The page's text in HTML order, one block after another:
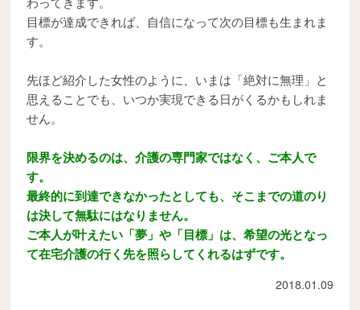
目標が達成できれば、自信になって次の目標も生まれま
す。
先ほど紹介した女性のように、いまは「絶対に無理」と
思えることでも、いつか実現できる日がくるかもしれま
せん。
限界を決めるのは、介護の専門家ではなく、ご本人で
す。
最終的に到達できなかったとしても、そこまでの道のり
は決して無駄にはなりません。
ご本人が叶えたい「夢」や「目標」は、希望の光となっ
て在宅介護の行く先を照らしてくれるはずです。
2018.01.09